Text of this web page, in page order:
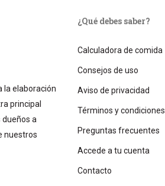
la elaboración
principal
dueños a
nuestros
¿Qué debes saber?
Calculadora de comida
Consejos de uso
Aviso de privacidad
Términos y condiciones
Preguntas frecuentes
Accede a tu cuenta
Contacto